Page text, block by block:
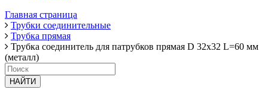
Главная страница
Трубки соединительные
Трубка прямая
Трубка соединитель для патрубков прямая D 32х32 L=60 мм
(металл)
НАЙТИ